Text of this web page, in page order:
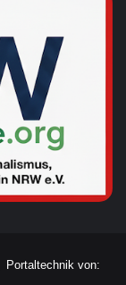
Portaltechnik von: